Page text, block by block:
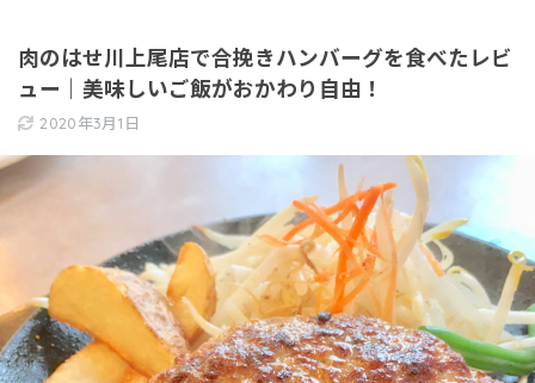
肉のはせ川上尾店で合挽きハンバーグを食べたレビ
ュー｜美味しいご飯がおかわり自由！
2020年3月1日